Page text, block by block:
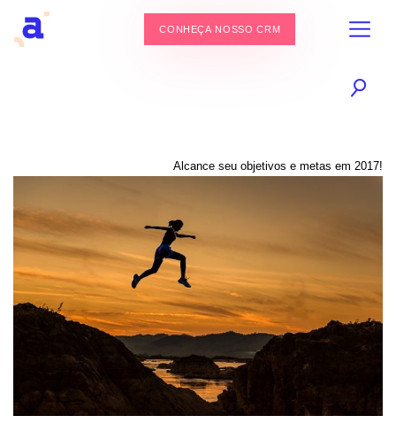
CONHEÇA NOSSO CRM
Alcance seu objetivos e metas em 2017!